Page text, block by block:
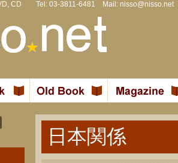
CD Tel: 03-3811-6481 Mail: nisso@nisso.net
日本関係